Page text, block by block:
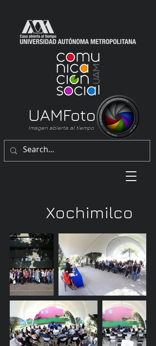
Imagen abierta al tiempo
UAMFoto
Xochimilco